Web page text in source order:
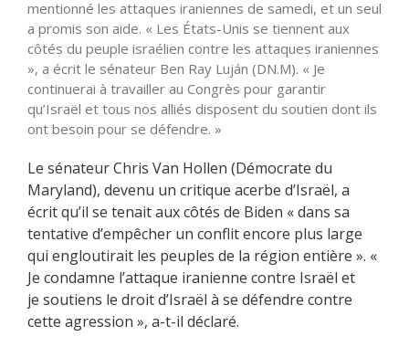
mentionné les attaques iraniennes de samedi, et un seul
a promis son aide. « Les États-Unis se tiennent aux
côtés du peuple israélien contre les attaques iraniennes
», a écrit le sénateur Ben Ray Luján (DN.M). « Je
continuerai à travailler au Congrès pour garantir
qu’Israël et tous nos alliés disposent du soutien dont ils
ont besoin pour se défendre. »
Le sénateur Chris Van Hollen (Démocrate du
Maryland), devenu un critique acerbe d’Israël, a
écrit qu’il se tenait aux côtés de Biden « dans sa
tentative d’empêcher un conflit encore plus large
qui engloutirait les peuples de la région entière ». «
Je condamne l’attaque iranienne contre Israël et
je soutiens le droit d’Israël à se défendre contre
cette agression », a-t-il déclaré.